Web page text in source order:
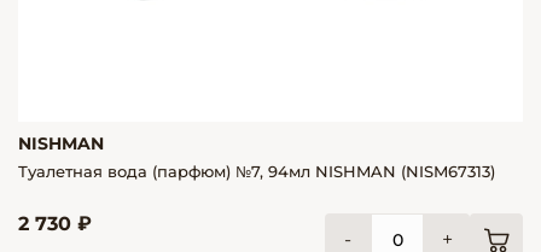
NISHMAN
Туалетная вода (парфюм) №7, 94мл NISHMAN (NISM67313)
2 730 ₽
- +